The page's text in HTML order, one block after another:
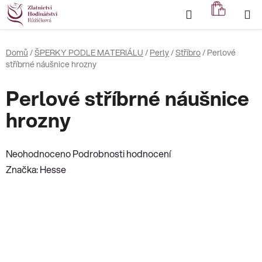
Přejít
na
obsah
Hledat
KOŠÍK
Domů /ŠPERKY PODLE MATERIÁLU / Perly/Stříbro/ Perlové
stříbrné náušnice hrozny
Perlové stříbrné náušnice
hrozny
Průměrné
hodnocení
NeohodnocenoPodrobnosti hodnocení
Značka:Hesse